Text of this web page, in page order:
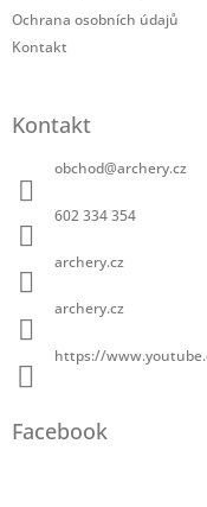
Ochrana osobních údajů
Kontakt
Kontakt
obchod@archery.cz
602 334 354
archery.cz
archery.cz
https://
Facebook